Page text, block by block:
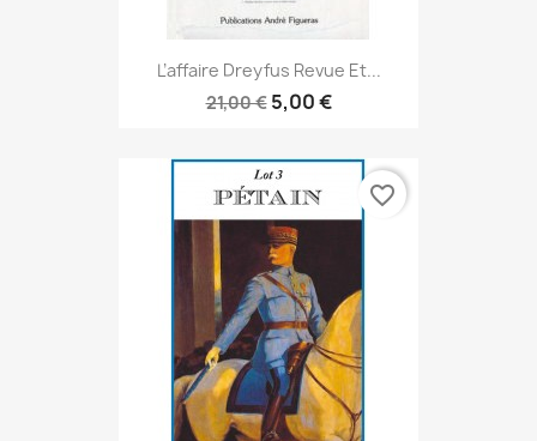
L’affaire Dreyfus Revue Et...
21,00 € 5,00 €
favorite_border